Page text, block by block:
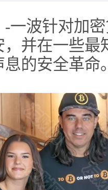
-一波针对加
，并在一些
息的安全革命